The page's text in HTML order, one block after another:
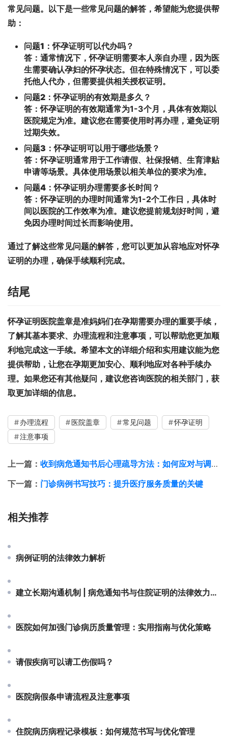
常见问题。以下是一些常见问题的解答，希望能为您提供帮
助：
问题1：怀孕证明可以代办吗？
答：通常情况下，怀孕证明需要本人亲自办理，因为医
生需要确认孕妇的怀孕状态。但在特殊情况下，可以委
托他人代办，但需要提供相关授权证明。
问题2：怀孕证明的有效期是多久？
答：怀孕证明的有效期通常为1-3个月，具体有效期以
医院规定为准。建议您在需要使用时再办理，避免证明
过期失效。
问题3：怀孕证明可以用于哪些场景？
答：怀孕证明通常用于工作请假、社保报销、生育津贴
申请等场景。具体使用场景以相关单位的要求为准。
问题4：怀孕证明办理需要多长时间？
答：怀孕证明的办理时间通常为1-2个工作日，具体时
间以医院的工作效率为准。建议您提前规划好时间，避
免因办理时间过长而影响使用。
通过了解这些常见问题的解答，您可以更加从容地应对怀孕
证明的办理，确保手续顺利完成。
结尾
怀孕证明医院盖章是准妈妈们在孕期需要办理的重要手续，
了解其基本要求、办理流程和注意事项，可以帮助您更加顺
利地完成这一手续。希望本文的详细介绍和实用建议能为您
提供帮助，让您在孕期更加安心、顺利地应对各种手续办
理。如果您还有其他疑问，建议您咨询医院的相关部门，获
取更加详细的信息。
办理流程 医院盖章 常见问题
怀孕证明
注意事项
上一篇： 收到病危通知书后心理疏导方法：如何应对与调整心态
下一篇： 门诊病例书写技巧：提升医疗服务质量的关键
相关推荐
病例证明的法律效力解析
建立长期沟通机制 | 病危通知书与住院证明的法律效力解析
医院如何加强门诊病历质量管理：实用指南与优化策略
请假疾病可以请工伤假吗？
医院病假条申请流程及注意事项
住院病历病程记录模板：如何规范书写与优化管理